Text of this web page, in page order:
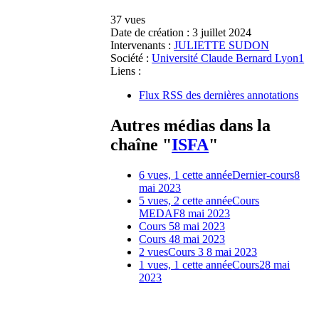
37 vues
Date de création : 3 juillet 2024
Intervenants : JULIETTE SUDON
Société : Université Claude Bernard Lyon1
Liens :
Flux RSS des dernières annotations
Autres médias dans la
chaîne "ISFA"
6 vues, 1 cette annéeDernier-cours8
mai 2023
5 vues, 2 cette annéeCours
MEDAF8 mai 2023
Cours 58 mai 2023
Cours 48 mai 2023
2 vuesCours 38 mai 2023
1 vues, 1 cette annéeCours28 mai
2023